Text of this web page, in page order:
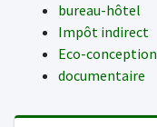
bureau-hôtel
Impôt indirect
Eco-conception
documentaire